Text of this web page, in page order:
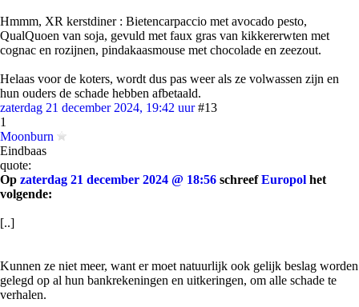
Hmmm, XR kerstdiner : Bietencarpaccio met avocado pesto,
QualQuoen van soja, gevuld met faux gras van kikkererwten met
cognac en rozijnen, pindakaasmouse met chocolade en zeezout.
Helaas voor de koters, wordt dus pas weer als ze volwassen zijn en
hun ouders de schade hebben afbetaald.
zaterdag 21 december 2024, 19:42 uur #13
1
Moonburn
Eindbaas
quote:
Op zaterdag 21 december 2024 @ 18:56 schreefEuropol het
volgende:
[..]
Kunnen ze niet meer, want er moet natuurlijk ook gelijk beslag worden
gelegd op al hun bankrekeningen en uitkeringen, om alle schade te
verhalen.